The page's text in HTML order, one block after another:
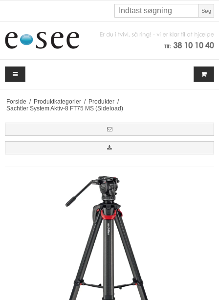
Søg
Forside / Produktkategorier / Produkter /
Sachtler System Aktiv-8 FT75 MS (Sideload)